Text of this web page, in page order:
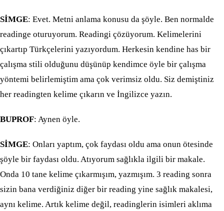
SİMGE: Evet. Metni anlama konusu da şöyle. Ben normalde
readinge oturuyorum. Readingi çözüyorum. Kelimelerini
çıkartıp Türkçelerini yazıyordum. Herkesin kendine has bir
çalışma stili olduğunu düşünüp kendimce öyle bir çalışma
yöntemi belirlemiştim ama çok verimsiz oldu. Siz demiştiniz
her readingten kelime çıkarın ve İngilizce yazın.
BUPROF: Aynen öyle.
SİMGE: Onları yaptım, çok faydası oldu ama onun ötesinde
şöyle bir faydası oldu. Atıyorum sağlıkla ilgili bir makale.
Onda 10 tane kelime çıkarmışım, yazmışım. 3 reading sonra
sizin bana verdiğiniz diğer bir reading yine sağlık makalesi,
aynı kelime. Artık kelime değil, readinglerin isimleri aklıma